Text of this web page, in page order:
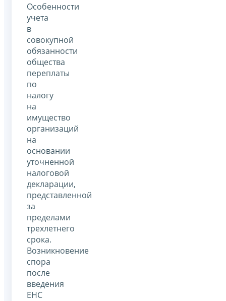
Особенности
учета
в
совокупной
обязанности
общества
переплаты
по
налогу
на
имущество
организаций
на
основании
уточненной
налоговой
декларации,
представленной
за
пределами
трехлетнего
срока.
Возникновение
спора
после
введения
ЕНС